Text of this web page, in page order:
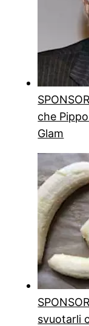
SPONSOR
che
Glam
SPONSOR
svuotarli